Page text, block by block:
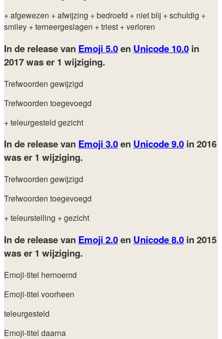
+ afgewezen + afwijzing + bedroefd + niet blij + schuldig +
smiley + terneergeslagen + triest + verloren
In de release van Emoji 5.0en Unicode 10.0 in
2017was er 1 wijziging.
Trefwoorden gewijzigd
Trefwoorden toegevoegd
+ teleurgesteld gezicht
In de release van Emoji 3.0en Unicode 9.0 in 2016
was er 1 wijziging.
Trefwoorden gewijzigd
Trefwoorden toegevoegd
+ teleurstelling + gezicht
In de release van Emoji 2.0en Unicode 8.0 in 2015
was er 1 wijziging.
Emoji-titel hernoemd
Emoji-titel voorheen
teleurgesteld
Emoji-titel daarna